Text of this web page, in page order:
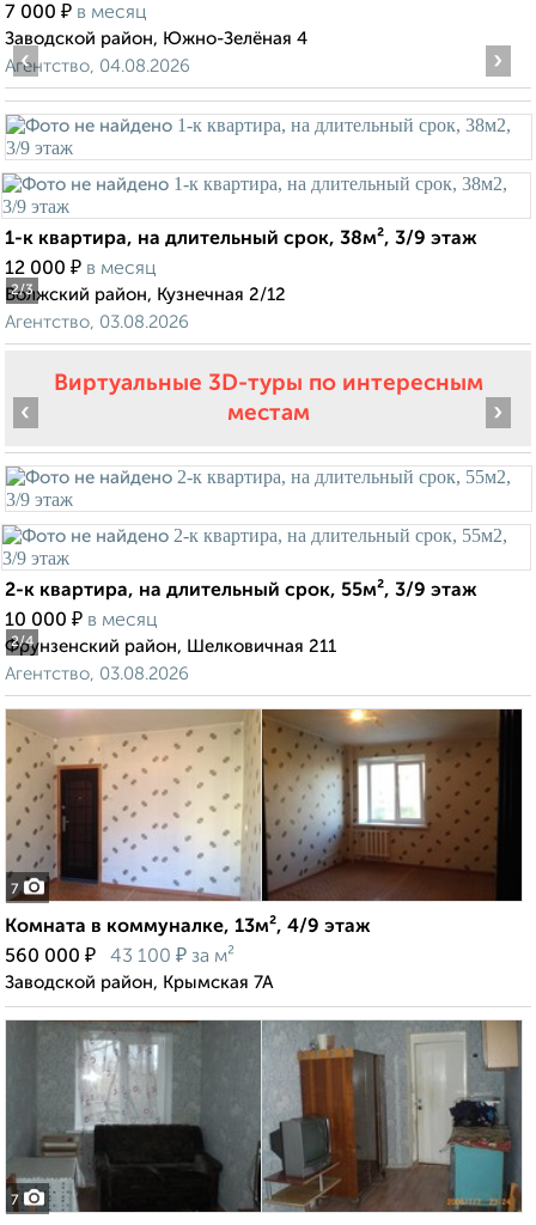
7 000 ₽ в месяц
Заводской район, Южно-Зелёная 4
Агентство, 04.08.2026
2/3
‹ ›
1-к квартира, на длительный срок, 38м², 3/9 этаж
12 000 ₽ в месяц
Волжский район, Кузнечная 2/12
Агентство, 03.08.2026
Виртуальные 3D-туры по интересным
местам
2/4
‹ ›
2-к квартира, на длительный срок, 55м², 3/9 этаж
10 000 ₽ в месяц
Фрунзенский район, Шелковичная 211
Агентство, 03.08.2026
7
Комната в коммуналке, 13м², 4/9 этаж
560 000 ₽ 43 100 ₽ за м²
Заводской район, Крымская 7А
7